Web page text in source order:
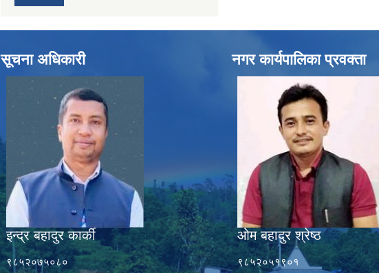
सूचना अधिकारी
इन्द्र बहादुर कार्की
९८५२०७५०८०
नगर कार्यपालिका प्रवक्ता
ओम बहादुर श्रेष्ठ
९८५२०५१९०१